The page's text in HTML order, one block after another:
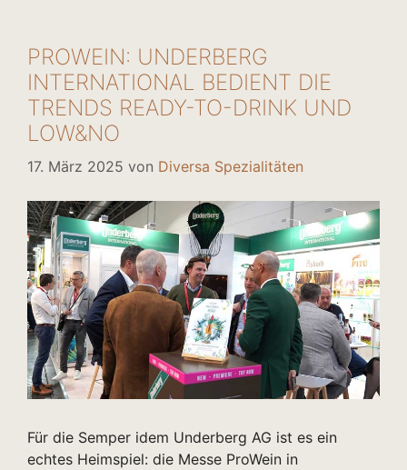
PROWEIN: UNDERBERG
INTERNATIONAL BEDIENT DIE
TRENDS READY-TO-DRINK UND
LOW&NO
17. März 2025 von Diversa Spezialitäten
Für die Semper idem Underberg AG ist es ein
echtes Heimspiel: die Messe ProWein in